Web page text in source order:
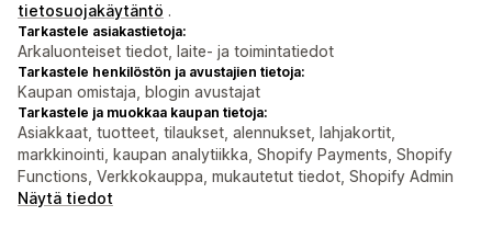
tietosuojakäytäntö .
Tarkastele asiakastietoja:
Arkaluonteiset tiedot, laite- ja toimintatiedot
Tarkastele henkilöstön ja avustajien tietoja:
Kaupan omistaja, blogin avustajat
Tarkastele ja muokkaa kaupan tietoja:
Asiakkaat, tuotteet, tilaukset, alennukset, lahjakortit,
markkinointi, kaupan analytiikka, Shopify Payments, Shopify
Functions, Verkkokauppa, mukautetut tiedot, Shopify Admin
Näytä tiedot